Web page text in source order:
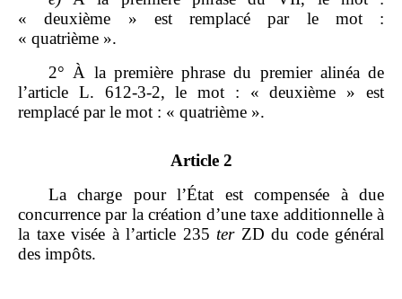
« deuxième » est remplacé par le mot :
« quatrième ».
2° À la première phrase du premier alinéa de
l’article L. 612‑3‑2, le mot : « deuxième » est
remplacé par le mot : « quatrième ».
Article 2
La charge pour l’État est compensée à due
concurrence par la création d’une taxe additionnelle à
la taxe visée à l’article 235 terZD du code général
des impôts.